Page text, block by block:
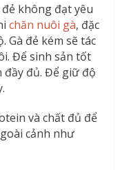
không đạt yêu
chăn nuôi gà, đặc
Gà đẻ kém sẽ tác
Để sinh sản tốt
đầy đủ. Để giữ độ
và chất đủ để
cảnh như